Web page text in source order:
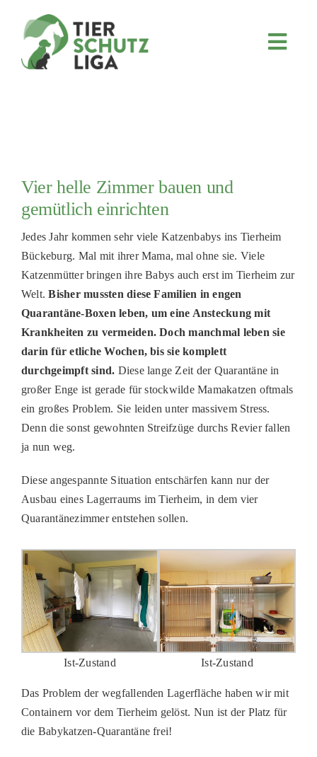
FÖRDERN & VERERBEN
KOOPERATIONEN
TIERHEIMTIERE
TIERHEIME
PATENSCHAFTEN
HELFER WERDEN
RATGEBER
Vier helle Zimmer bauen und
gemütlich einrichten
Jedes Jahr kommen sehr viele Katzenbabys ins Tierheim
Bückeburg. Mal mit ihrer Mama, mal ohne sie. Viele
Katzenmütter bringen ihre Babys auch erst im Tierheim zur
Welt.Bisher mussten diese Familien in engen
Quarantäne-Boxen leben, um eine Ansteckung mit
Krankheiten zu vermeiden. Doch manchmal leben sie
darin für etliche Wochen, bis sie komplett
durchgeimpft sind. Diese lange Zeit der Quarantäne in
großer Enge ist gerade für stockwilde Mamakatzen oftmals
ein großes Problem. Sie leiden unter massivem Stress.
Denn die sonst gewohnten Streifzüge durchs Revier fallen
ja nun weg.
Diese angespannte Situation entschärfen kann nur der
Ausbau eines Lagerraums im Tierheim, in dem vier
Quarantänezimmer entstehen sollen.
Ist-Zustand Ist-Zustand
Das Problem der wegfallenden Lagerfläche haben wir mit
Containern vor dem Tierheim gelöst. Nun ist der Platz für
die Babykatzen-Quarantäne frei!